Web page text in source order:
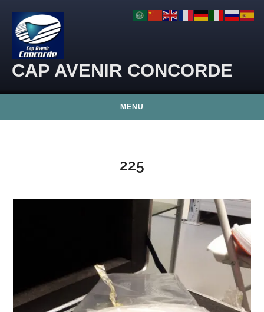
CAP AVENIR CONCORDE
MENU
225